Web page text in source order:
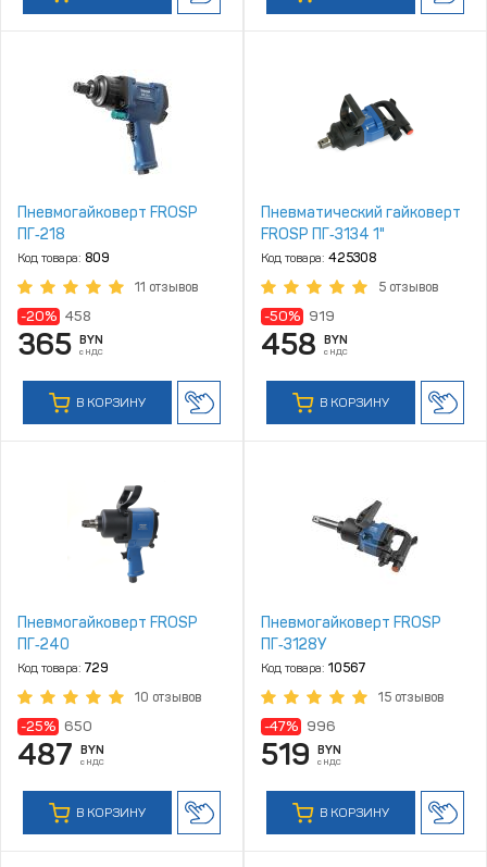
Пневмогайковерт FROSP
ПГ‑218
Код товара: 809
11 отзывов
-20% 458
365 BYN
с НДС
В КОРЗИНУ
Пневматический гайковерт
FROSP ПГ‑3134 1"
Код товара: 425308
5 отзывов
-50% 919
458 BYN
с НДС
В КОРЗИНУ
Пневмогайковерт FROSP
ПГ‑240
Код товара: 729
10 отзывов
-25% 650
487 BYN
с НДС
В КОРЗИНУ
Пневмогайковерт FROSP
ПГ‑3128У
Код товара: 10567
15 отзывов
-47% 996
519 BYN
с НДС
В КОРЗИНУ